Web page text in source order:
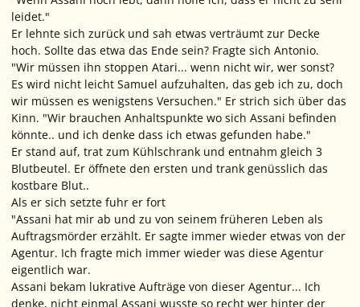
leidet."
Er lehnte sich zurück und sah etwas verträumt zur Decke
hoch. Sollte das etwa das Ende sein? Fragte sich Antonio.
"Wir müssen ihn stoppen Atari... wenn nicht wir, wer sonst?
Es wird nicht leicht Samuel aufzuhalten, das geb ich zu, doch
wir müssen es wenigstens Versuchen." Er strich sich über das
Kinn. "Wir brauchen Anhaltspunkte wo sich Assani befinden
könnte.. und ich denke dass ich etwas gefunden habe."
Er stand auf, trat zum Kühlschrank und entnahm gleich 3
Blutbeutel. Er öffnete den ersten und trank genüsslich das
kostbare Blut..
Als er sich setzte fuhr er fort
"Assani hat mir ab und zu von seinem früheren Leben als
Auftragsmörder erzählt. Er sagte immer wieder etwas von der
Agentur. Ich fragte mich immer wieder was diese Agentur
eigentlich war.
Assani bekam lukrative Aufträge von dieser Agentur... Ich
denke, nicht einmal Assani wusste so recht wer hinter der